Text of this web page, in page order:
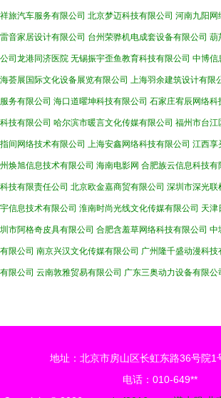
祥旅汽车服务有限公司 北京梦迈科技有限公司 河南九阳网
雷音家居设计有限公司 台州荣骅机电成套设备有限公司 葫
公司龙港同济医院 无锡振宇歪鱼教育科技有限公司 中博信
海荟展国际文化设备展览有限公司 上海羽余建筑设计有限
服务有限公司 海口道曜坤科技有限公司 石家庄宥辰网络科
科技有限公司 哈尔滨市暖言文化传媒有限公司 福州市台江
指间网络技术有限公司 上海安鑫网络科技有限公司 江西享
州焕旭信息技术有限公司 海南电影网 合肥族云信息科技有
科技有限责任公司 北京欧金嘉商贸有限公司 深圳市深光联
宇信息技术有限公司 淮南时尚光线文化传媒有限公司 天津
圳市阿格奇皮具有限公司 合肥含羞草网络科技有限公司 中
有限公司 南京兴汉文化传媒有限公司 广州隆千盛动漫科技
有限公司 云南敦雅贸易有限公司 广东三奥动力设备有限公
地址：北京市房山区长虹东路36号院1
电话：010-649**